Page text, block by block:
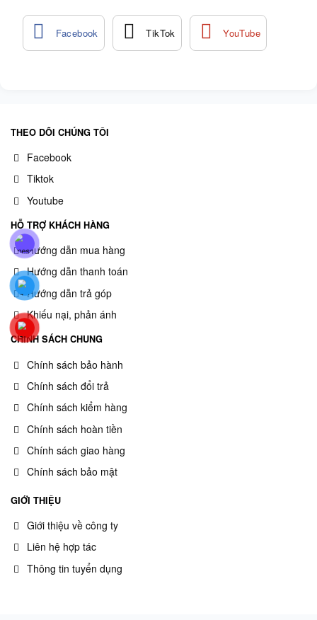
THEO DÕI CHÚNG TÔI
Facebook
Tiktok
Youtube
HỖ TRỢ KHÁCH HÀNG
Hướng dẫn mua hàng
Hướng dẫn thanh toán
Hướng dẫn trả góp
Khiếu nại, phản ánh
CHÍNH SÁCH CHUNG
Chính sách bảo hành
Chính sách đổi trả
Chính sách kiểm hàng
Chính sách hoàn tiền
Chính sách giao hàng
Chính sách bảo mật
GIỚI THIỆU
Giới thiệu về công ty
Liên hệ hợp tác
Thông tin tuyển dụng